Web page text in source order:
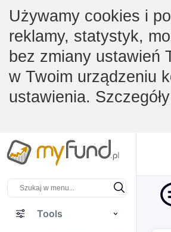
Używamy cookies i
reklamy, statystyk,
bez zmiany ustawień
w Twoim urządzeniu
ustawienia.
Tools